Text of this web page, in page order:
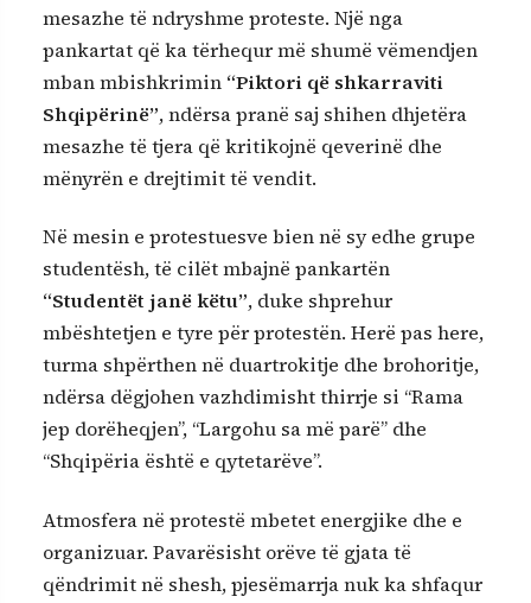
mesazhe të ndryshme proteste. Një nga
pankartat që ka tërhequr më shumë vëmendjen
mban mbishkrimin “Piktori që shkarraviti
Shqipërinë”, ndërsa pranë saj shihen dhjetëra
mesazhe të tjera që kritikojnë qeverinë dhe
mënyrën e drejtimit të vendit.
Në mesin e protestuesve bien në sy edhe grupe
studentësh, të cilët mbajnë pankartën
“Studentët janë këtu”, duke shprehur
mbështetjen e tyre për protestën. Herë pas here,
turma shpërthen në duartrokitje dhe brohoritje,
ndërsa dëgjohen vazhdimisht thirrje si “Rama
jep dorëheqjen”, “Largohu sa më parë” dhe
“Shqipëria është e qytetarëve”.
Atmosfera në protestë mbetet energjike dhe e
organizuar. Pavarësisht orëve të gjata të
qëndrimit në shesh, pjesëmarrja nuk ka shfaqur